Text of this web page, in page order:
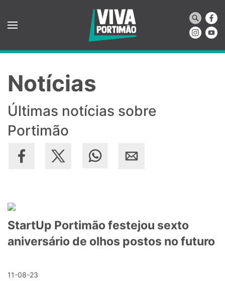
Saltar para o conteúdo principal
Notícias
Últimas notícias sobre
Portimão
StartUp Portimão festejou sexto
aniversário de olhos postos no futuro
11-08-23